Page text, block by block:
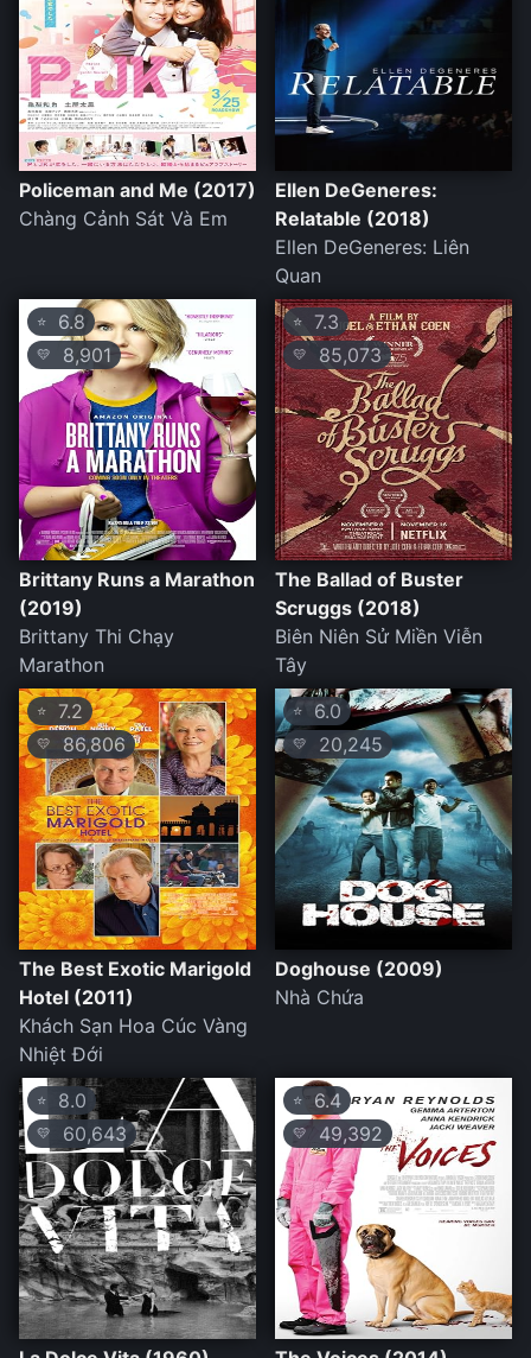
Policeman and Me (2017)
Chàng Cảnh Sát Và Em
Ellen DeGeneres:
Relatable (2018)
Ellen DeGeneres: Liên
Quan
⭐ 6.8
💛 8,901
Brittany Runs a Marathon
(2019)
Brittany Thi Chạy
Marathon
⭐ 7.3
💛 85,073
The Ballad of Buster
Scruggs (2018)
Biên Niên Sử Miền Viễn
Tây
⭐ 7.2
💛 86,806
The Best Exotic Marigold
Hotel (2011)
Khách Sạn Hoa Cúc Vàng
Nhiệt Đới
⭐ 6.0
💛 20,245
Doghouse (2009)
Nhà Chứa
⭐ 8.0
💛 60,643
⭐ 6.4
💛 49,392